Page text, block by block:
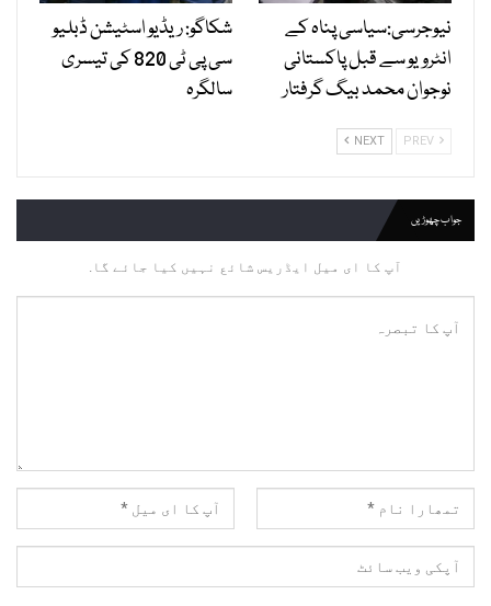
نیوجرسی:سیاسی پناہ کے
انٹرویو سے قبل پاکستانی
نوجوان محمد بیگ گرفتار
شکاگو: ریڈیو اسٹیشن ڈبلیو
سی پی ٹی 820 کی تیسری
سالگرہ
NEXT
جواب چھوڑیں
آپ کا ای میل ایڈریس شائع نہیں کیا جائے گا.